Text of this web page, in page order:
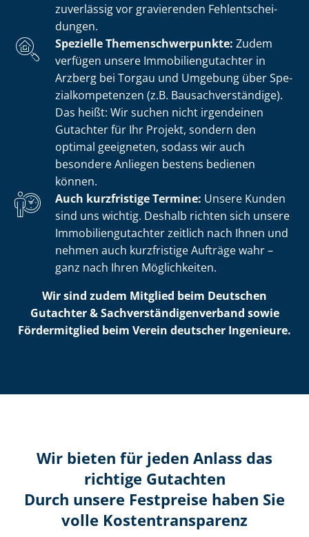
zuverlässig vor gravierenden Fehl­ent­schei­
dun­gen.
Spezielle The­men­schwer­punk­te: Zudem
verfügen unsere Im­mo­bi­li­en­gut­ach­ter in
Arzberg bei Torgau und Umgebung über Spe­
zi­al­kom­pe­ten­zen (z.B. Bau­sach­ver­stän­di­ge).
Das heißt: Wir suchen nicht irgendeinen
Gutachter für Ihr Projekt, sondern den
optimal geeigneten, sodass wir auch
besondere Anliegen bestens bedienen
können.
Auch kurzfristige Termine: Unsere Kunden
sind uns wichtig. Deshalb richten sich unsere
Im­mo­bi­li­en­gut­ach­ter zeitlich nach Ihnen und
nehmen auch kurzfristige Aufträge wahr –
ganz nach Ihren Möglichkeiten.
Wir sind zudem Mitglied beim Deutschen
Gutachter & Sach­ver­stän­di­gen­ver­band sowie
Fördermitglied beim Verein deutscher Ingenieure.
Wir bieten für jeden Anlass das
richtige Gutachten
Durch unsere Festpreise haben Sie
volle Kosten­transparenz